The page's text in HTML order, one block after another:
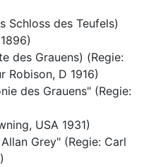
Schloss des Teufels)
des Grauens) (Regie:
Robison, D 1916)
des Grauens" (Regie:
USA 1931)
Grey" (Regie: Carl